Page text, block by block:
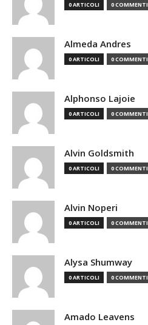
0 ARTICOLI 0 COMMENTI
Almeda Andres
0 ARTICOLI 0 COMMENTI
Alphonso Lajoie
0 ARTICOLI 0 COMMENTI
Alvin Goldsmith
0 ARTICOLI 0 COMMENTI
Alvin Noperi
0 ARTICOLI 0 COMMENTI
Alysa Shumway
0 ARTICOLI 0 COMMENTI
Amado Leavens